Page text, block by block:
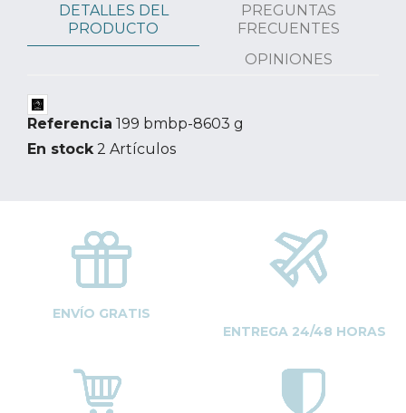
DETALLES DEL
PRODUCTO
PREGUNTAS
FRECUENTES
OPINIONES
Referencia 199 bmbp-8603 g
En stock 2 Artículos
ENVÍO GRATIS
ENTREGA 24/48 HORAS